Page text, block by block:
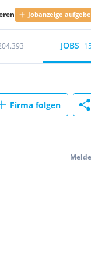
Jobanzeige
JOBS
Firma folgen